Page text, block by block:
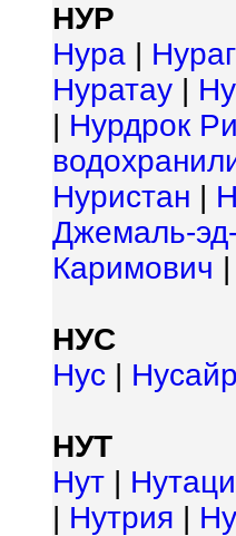
НУР
Нура |
Нуратау |
| Нурдрок
Нуристан |
Джемаль-
Каримович |
НУС
Нус |
НУТ
Нут |
| Нутрия |